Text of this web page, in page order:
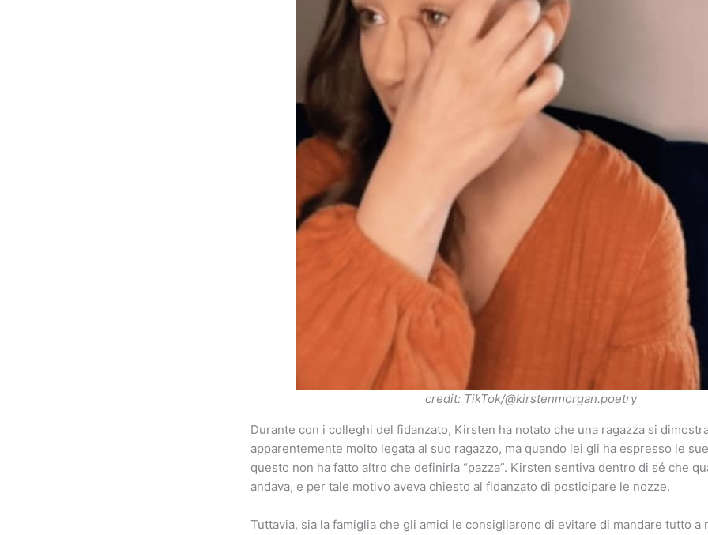
credit: TikTok/@kirstenmorgan.poetry
Durante con i colleghi del fidanzato, Kirsten ha notato che una ragazza si
apparentemente molto legata al suo ragazzo, ma quando lei gli ha espresso le
questo non ha fatto altro che definirla “pazza”. Kirsten sentiva dentro di sé che
andava, e per tale motivo aveva chiesto al fidanzato di posticipare le nozze.
Tuttavia, sia la famiglia che gli amici le consigliarono di evitare di mandare tutto a